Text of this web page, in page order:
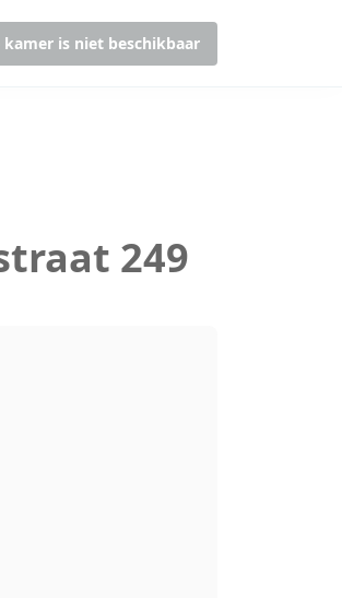
kamer is niet beschikbaar
249